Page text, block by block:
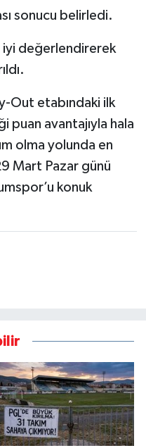
sonucu belirledi.
iyi değerlendirerek
Out etabındaki ilk
puan avantajıyla hala
olma yolunda en
Mart Pazar günü
konuk